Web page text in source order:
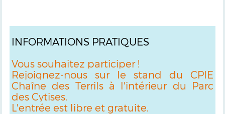
INFORMATIONS PRATIQUES
Vous souhaitez participer !
Rejoignez-nous sur le stand du CPIE
Chaîne des Terrils à l'intérieur du Parc
des Cytises.
L'entrée est libre et gratuite.